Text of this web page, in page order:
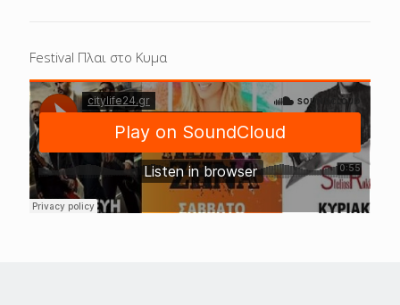
Festival Πλαι στο Κυμα